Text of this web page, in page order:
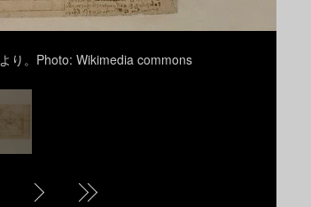
り。Photo: Wikimedia commons